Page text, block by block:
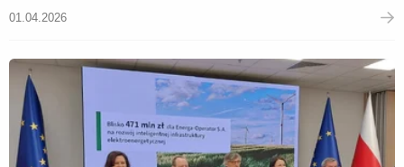
01.04.2026